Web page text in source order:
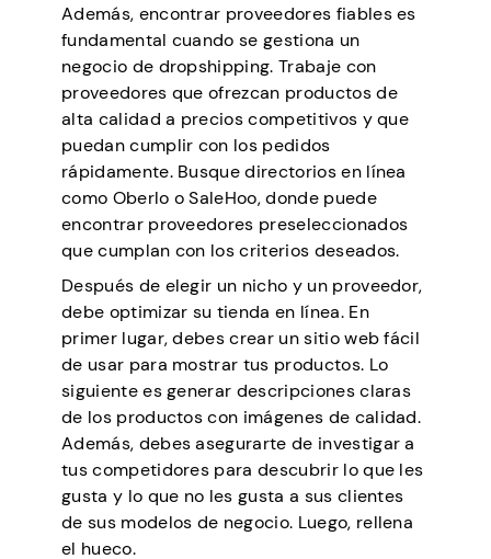
Además, encontrar proveedores fiables es
fundamental cuando se gestiona un
negocio de dropshipping. Trabaje con
proveedores que ofrezcan productos de
alta calidad a precios competitivos y que
puedan cumplir con los pedidos
rápidamente. Busque directorios en línea
como Oberlo o SaleHoo, donde puede
encontrar proveedores preseleccionados
que cumplan con los criterios deseados.
Después de elegir un nicho y un proveedor,
debe optimizar su tienda en línea. En
primer lugar, debes crear un sitio web fácil
de usar para mostrar tus productos. Lo
siguiente es generar descripciones claras
de los productos con imágenes de calidad.
Además, debes asegurarte de investigar a
tus competidores para descubrir lo que les
gusta y lo que no les gusta a sus clientes
de sus modelos de negocio. Luego, rellena
el hueco.